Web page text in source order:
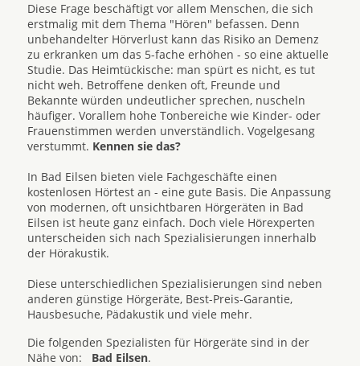
Diese Frage beschäftigt vor allem Menschen, die sich
erstmalig mit dem Thema "Hören" befassen. Denn
unbehandelter Hörverlust kann das Risiko an Demenz
zu erkranken um das 5-fache erhöhen - so eine aktuelle
Studie. Das Heimtückische: man spürt es nicht, es tut
nicht weh. Betroffene denken oft, Freunde und
Bekannte würden undeutlicher sprechen, nuscheln
häufiger. Vorallem hohe Tonbereiche wie Kinder- oder
Frauenstimmen werden unverständlich. Vogelgesang
verstummt. Kennen sie das?
In Bad Eilsen bieten viele Fachgeschäfte einen
kostenlosen Hörtest an - eine gute Basis. Die Anpassung
von modernen, oft unsichtbaren Hörgeräten in Bad
Eilsen ist heute ganz einfach. Doch viele Hörexperten
unterscheiden sich nach Spezialisierungen innerhalb
der Hörakustik.
Diese unterschiedlichen Spezialisierungen sind neben
anderen günstige Hörgeräte, Best-Preis-Garantie,
Hausbesuche, Pädakustik und viele mehr.
Die folgenden Spezialisten für Hörgeräte sind in der
Nähe von: Bad Eilsen.